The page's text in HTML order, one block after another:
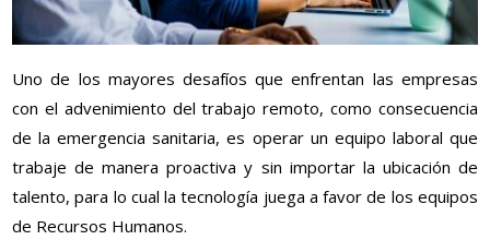
Uno de los mayores desafíos que enfrentan las empresas
con el advenimiento del trabajo remoto, como consecuencia
de la emergencia sanitaria, es operar un equipo laboral que
trabaje de manera proactiva y sin importar la ubicación de
talento, para lo cual la tecnología juega a favor de los equipos
de Recursos Humanos.